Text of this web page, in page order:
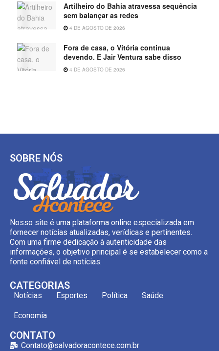
Artilheiro do Bahia atravessa sequência
sem balançar as redes
4 DE AGOSTO DE 2026
Fora de casa, o Vitória continua
devendo. E Jair Ventura sabe disso
4 DE AGOSTO DE 2026
SOBRE NÓS
Nosso site é uma plataforma online especializada em
fornecer notícias atualizadas, verídicas e pertinentes.
Com uma firme dedicação à autenticidade das
informações, o objetivo principal é se estabelecer como a
fonte confiável de notícias.
CATEGORIAS
Notícias Esportes Política Saúde
Economia
CONTATO
Contato@salvadoracontece.com.br